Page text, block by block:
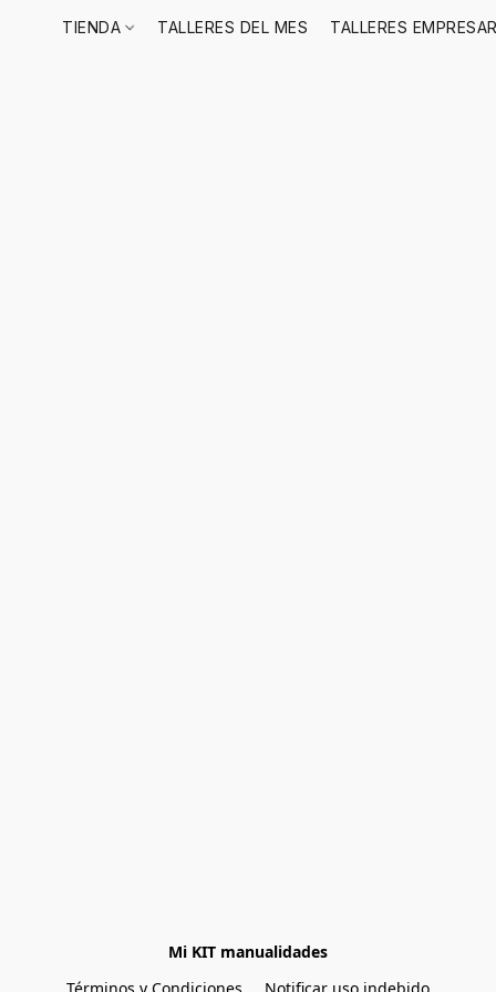
TIENDA TALLERES DEL MES TALLERES
Mi KIT manualidades